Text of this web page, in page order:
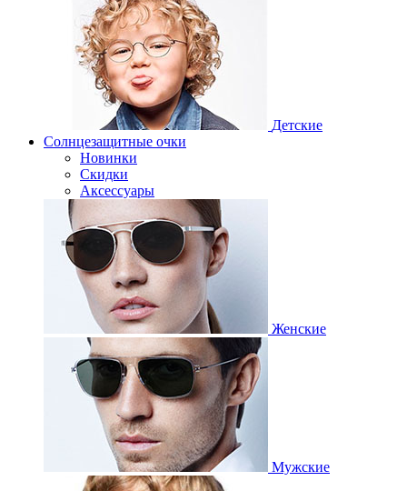
Детские
Солнцезащитные очки
Новинки
Скидки
Аксессуары
Женские
Мужские